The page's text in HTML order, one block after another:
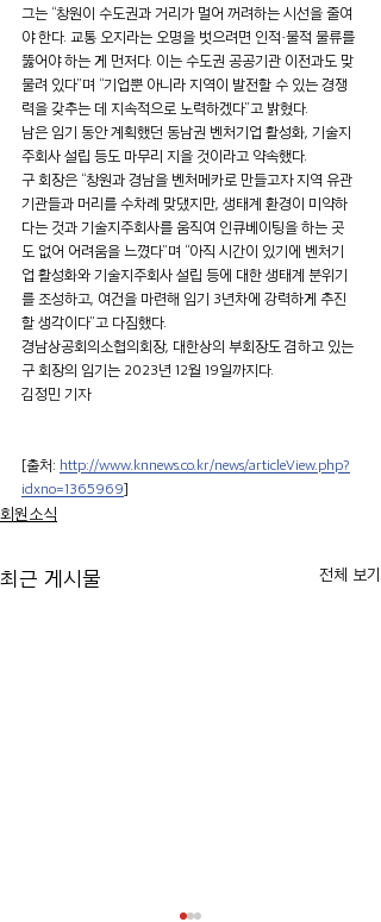
그는 “창원이 수도권과 거리가 멀어 꺼려하는 시선을 줄여
야 한다. 교통 오지라는 오명을 벗으려면 인적·물적 물류를
뚫어야 하는 게 먼저다. 이는 수도권 공공기관 이전과도 맞
물려 있다”며 “기업뿐 아니라 지역이 발전할 수 있는 경쟁
력을 갖추는 데 지속적으로 노력하겠다”고 밝혔다.
남은 임기 동안 계획했던 동남권 벤처기업 활성화, 기술지
주회사 설립 등도 마무리 지을 것이라고 약속했다.
구 회장은 “창원과 경남을 벤처메카로 만들고자 지역 유관
기관들과 머리를 수차례 맞댔지만, 생태계 환경이 미약하
다는 것과 기술지주회사를 움직여 인큐베이팅을 하는 곳
도 없어 어려움을 느꼈다”며 “아직 시간이 있기에 벤처기
업 활성화와 기술지주회사 설립 등에 대한 생태계 분위기
를 조성하고, 여건을 마련해 임기 3년차에 강력하게 추진
할 생각이다”고 다짐했다.
경남상공회의소협의회장, 대한상의 부회장도 겸하고 있는
구 회장의 임기는 2023년 12월 19일까지다.
김정민 기자
[출처: http://www.knnews.co.kr/news/articleView.php?
idxno=1365969]
회원소식
최근 게시물 전체 보기